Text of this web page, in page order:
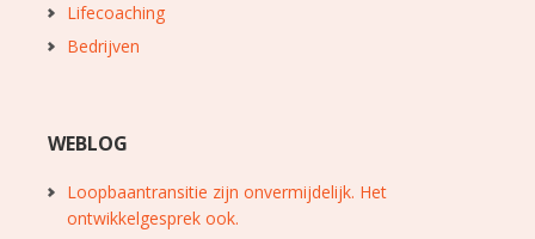
Lifecoaching
Bedrijven
WEBLOG
Loopbaantransitie zijn onvermijdelijk. Het
ontwikkelgesprek ook.